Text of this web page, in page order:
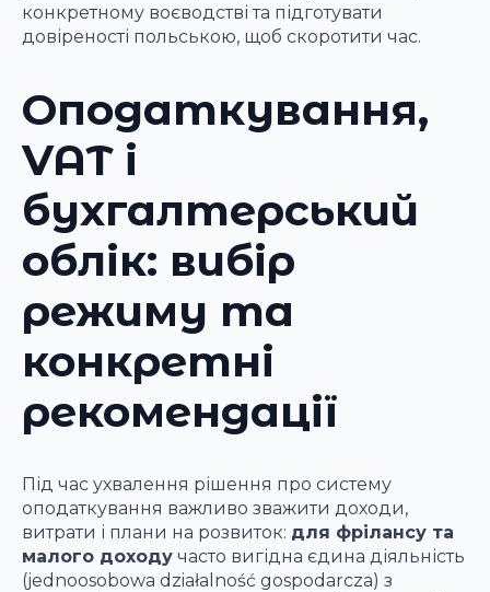
конкретному воєводстві та підготувати
довіреності польською, щоб скоротити час.
Оподаткування,
VAT і
бухгалтерський
облік: вибір
режиму та
конкретні
рекомендації
Під час ухвалення рішення про систему
оподаткування важливо зважити доходи,
витрати і плани на розвиток: для фрілансу та
малого доходу часто вигідна єдина діяльність
(jednoosobowa działalność gospodarcza) з